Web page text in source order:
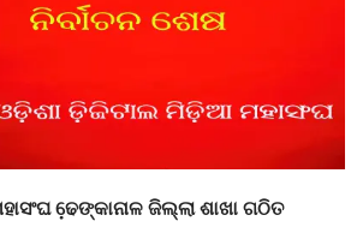
ଢେ଼ଙ୍କାନାଳ ଜିଲ୍ଲା ଶାଖା ଗଠିତ